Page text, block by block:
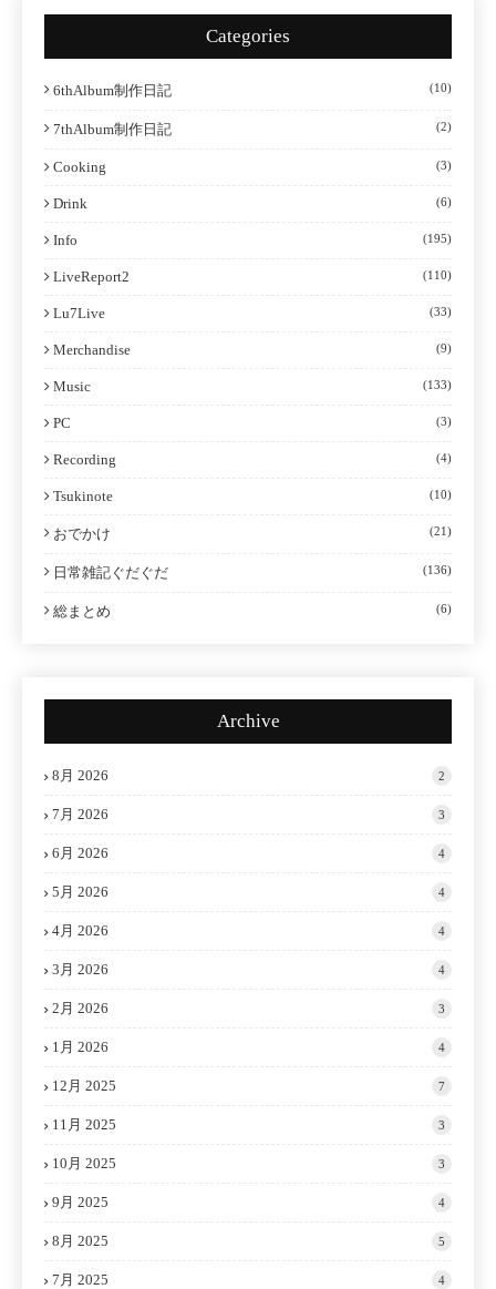
Categories
6thAlbum制作日記 (10)
7thAlbum制作日記 (2)
Cooking (3)
Drink (6)
Info (195)
LiveReport2 (110)
Lu7Live (33)
Merchandise (9)
Music (133)
PC (3)
Recording (4)
Tsukinote (10)
おでかけ (21)
日常雑記ぐだぐだ (136)
総まとめ (6)
Archive
8月 2026 2
7月 2026 3
6月 2026 4
5月 2026 4
4月 2026 4
3月 2026 4
2月 2026 3
1月 2026 4
12月 2025 7
11月 2025 3
10月 2025 3
9月 2025 4
8月 2025 5
7月 2025 4